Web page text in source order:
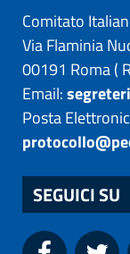
Comitato
Via Flaminia
00191 Roma(
Email:
Posta
SEGUICI SU